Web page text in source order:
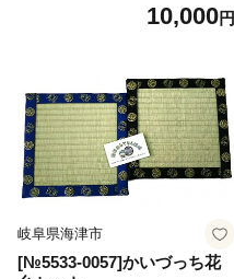
10,000円
岐阜県海津市
[№5533-0057]かいづっち花